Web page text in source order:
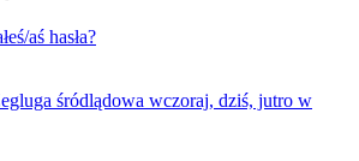
aś hasła?
śródlądowa wczoraj, dziś, jutro w